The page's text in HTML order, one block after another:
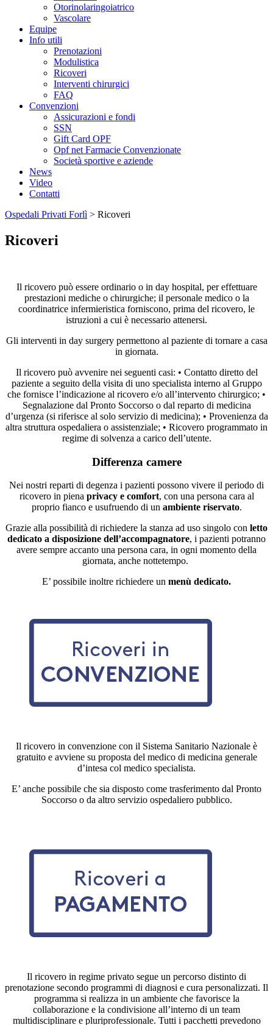
Otorinolaringoiatrico
Vascolare
Equipe
Info utili
Prenotazioni
Modulistica
Ricoveri
Interventi chirurgici
FAQ
Convenzioni
Assicurazioni e fondi
SSN
Gift Card OPF
Opf net Farmacie Convenzionate
Società sportive e aziende
News
Video
Contatti
Ospedali Privati Forlì > Ricoveri
Ricoveri
Il ricovero può essere ordinario o in day hospital, per effettuare
prestazioni mediche o chirurgiche; il personale medico o la
coordinatrice infermieristica forniscono, prima del ricovero, le
istruzioni a cui è necessario attenersi.
Gli interventi in day surgery permettono al paziente di tornare a casa
in giornata.
Il ricovero può avvenire nei seguenti casi: • Contatto diretto del
paziente a seguito della visita di uno specialista interno al Gruppo
che fornisce l’indicazione al ricovero e/o all’intervento chirurgico; •
Segnalazione dal Pronto Soccorso o dal reparto di medicina
d’urgenza (si riferisce al solo servizio di medicina); • Provenienza da
altra struttura ospedaliera o assistenziale; • Ricovero programmato in
regime di solvenza a carico dell’utente.
Differenza camere
Nei nostri reparti di degenza i pazienti possono vivere il periodo di
ricovero in piena privacy e comfort, con una persona cara al
proprio fianco e usufruendo di un ambiente riservato.
Grazie alla possibilità di richiedere la stanza ad uso singolo con letto
dedicato a disposizione dell’accompagnatore, i pazienti potranno
avere sempre accanto una persona cara, in ogni momento della
giornata, anche nottetempo.
E’ possibile inoltre richiedere un menù dedicato.
Il ricovero in convenzione con il Sistema Sanitario Nazionale è
gratuito e avviene su proposta del medico di medicina generale
d’intesa col medico specialista.
E’ anche possibile che sia disposto come trasferimento dal Pronto
Soccorso o da altro servizio ospedaliero pubblico.
Il ricovero in regime privato segue un percorso distinto di
prenotazione secondo programmi di diagnosi e cura personalizzati. Il
programma si realizza in un ambiente che favorisce la
collaborazione e la condivisione all’interno di un team
multidisciplinare e pluriprofessionale. Tutti i pacchetti prevedono